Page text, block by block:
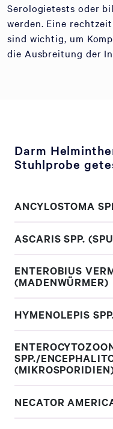
Serologietests oder
werden. Eine
sind wichtig, um
die Ausbreitung der
Darm
Stuhlprobe
ANCYLOSTOMA
ASCARIS SPP.
ENTEROBIUS
(MADENWÜRMER)
HYMENOLEPIS
SPP./
NECATOR